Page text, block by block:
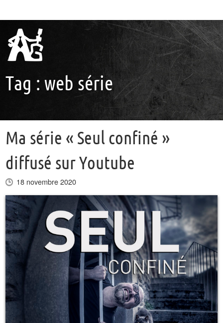
Tag :web série
Ma série « Seul confiné »
diffusé sur Youtube
18 novembre 2020